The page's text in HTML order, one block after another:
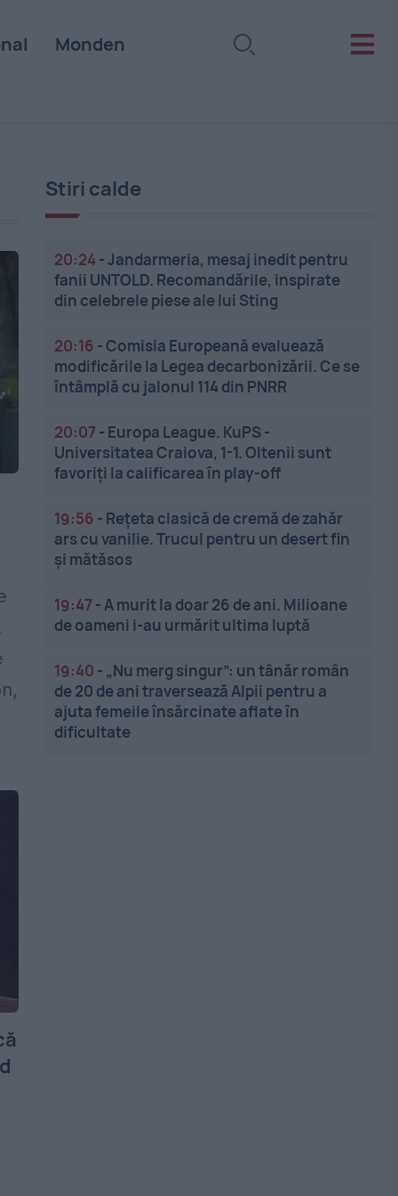
Monden
Stiri calde
20:24-Jandarmeria, mesaj inedit pentru
fanii UNTOLD. Recomandările, inspirate
din celebrele piese ale lui Sting
20:16 -Comisia Europeană evaluează
modificările la Legea decarbonizării. Ce se
întâmplă cu jalonul 114 din PNRR
20:07 - Europa League. KuPS -
Universitatea Craiova, 1-1. Oltenii sunt
favoriți la calificarea în play-off
19:56 - Rețeta clasică de cremă de zahăr
ars cu vanilie. Trucul pentru un desert fin
și mătăsos
19:47 -A murit la doar 26 de ani. Milioane
de oameni i-au urmărit ultima luptă
19:40 - „Nu merg singur”: un tânăr român
de 20 de ani traversează Alpii pentru a
ajuta femeile însărcinate aflate în
dificultate